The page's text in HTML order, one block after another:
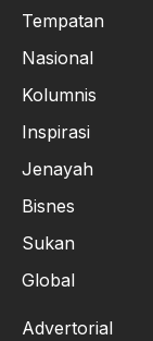
Tempatan
Nasional
Kolumnis
Inspirasi
Jenayah
Bisnes
Sukan
Global
Advertorial